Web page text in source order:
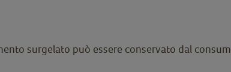
surgelato può essere conservato dal